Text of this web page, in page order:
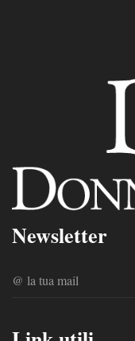
Newsletter